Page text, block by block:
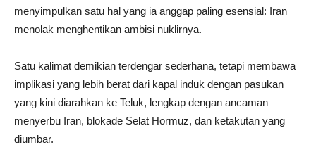
menyimpulkan satu hal yang ia anggap paling esensial: Iran
menolak menghentikan ambisi nuklirnya.
Satu kalimat demikian terdengar sederhana, tetapi membawa
implikasi yang lebih berat dari kapal induk dengan pasukan
yang kini diarahkan ke Teluk, lengkap dengan ancaman
menyerbu Iran, blokade Selat Hormuz, dan ketakutan yang
diumbar.